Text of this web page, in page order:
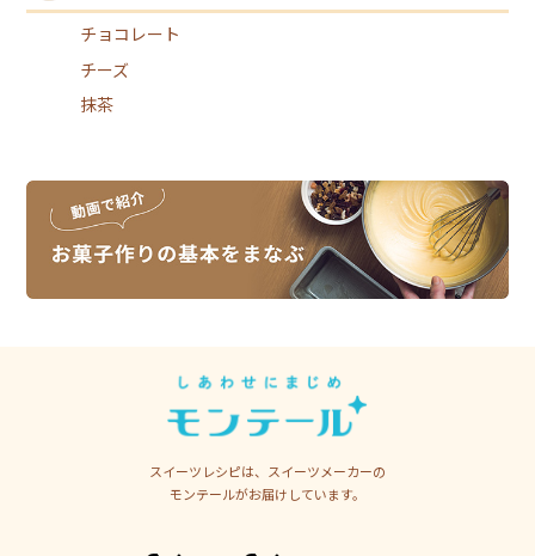
チョコレート
チーズ
抹茶
スイーツレシピは、スイーツメーカーの
モンテールがお届けしています。